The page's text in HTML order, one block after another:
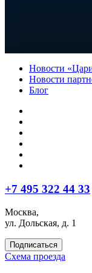
Новости
Новости
Блог
+7 495 322 44 33
Москва,
ул. Дольская, д. 1
Подписаться
Схема проезда